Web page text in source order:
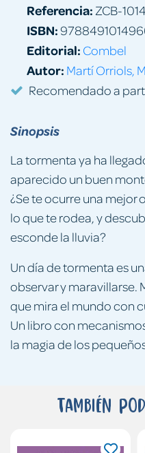
Sinopsis
La tormenta ya ha
aparecido un buen
¿Se te ocurre una mejor
lo que te rodea, y
esconde la lluvia?
Un día de tormenta es
observar y maravillarse.
que mira el mundo con
Un libro con
la magia de los
Referencia: ZCB-
ISBN:
Editorial: Combel
Autor: Martí Orriols,
Recomendado a
También